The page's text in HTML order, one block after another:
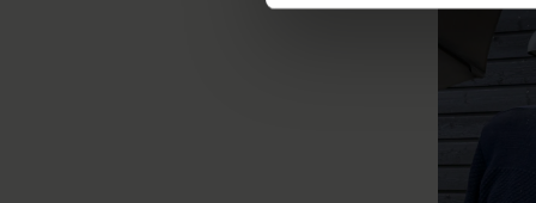
cookies,